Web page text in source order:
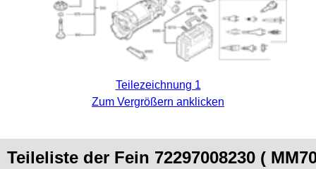
Teilezeichnung 1
Zum Vergrößern anklicken
Teileliste der Fein 72297008230 (